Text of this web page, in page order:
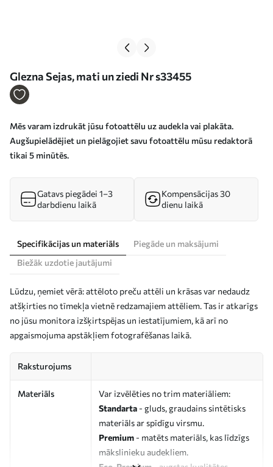
Glezna Sejas, mati un ziedi Nr s33455
Mēs varam izdrukāt jūsu fotoattēlu uz audekla vai plakāta.
Augšupielādējiet un pielāgojiet savu fotoattēlu mūsu redaktorā
tikai 5 minūtēs.
Gatavs piegādei 1–3
darbdienu laikā
Kompensācijas 30
dienu laikā
Specifikācijas un materiāls
Piegāde un maksājumi
Biežāk uzdotie jautājumi
Lūdzu, ņemiet vērā: attēloto preču attēli un krāsas var nedaudz
atšķirties no tīmekļa vietnē redzamajiem attēliem. Tas ir atkarīgs
no jūsu monitora izšķirtspējas un iestatījumiem, kā arī no
apgaismojuma apstākļiem fotografēšanas laikā.
Raksturojums
Materiāls
Var izvēlēties no trim materiāliem:
Standarta - gluds, graudains sintētisks
materiāls ar spīdīgu virsmu.
Premium - matēts materiāls, kas līdzīgs
mākslinieku audekliem.